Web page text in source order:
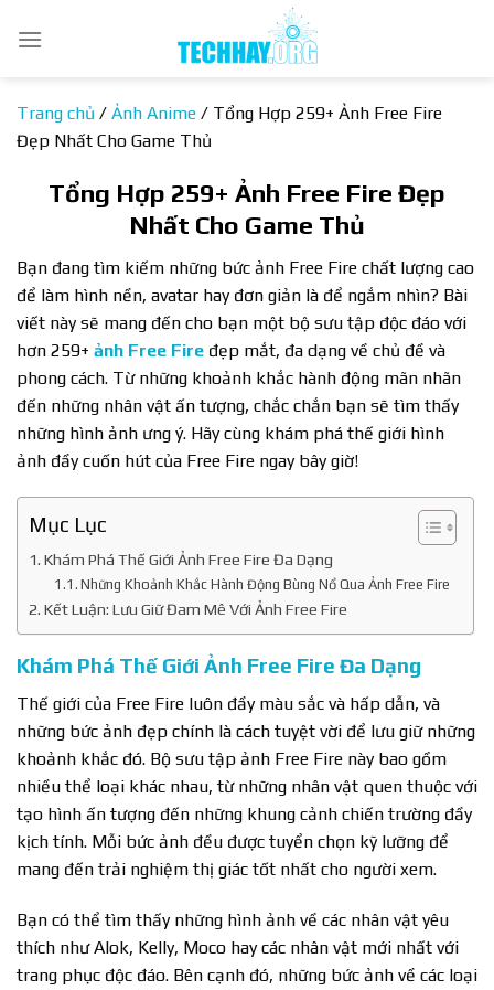
qua
Trang chủ / Ảnh Anime / Tổng Hợp 259+ Ảnh Free Fire
Đẹp Nhất Cho Game Thủ
Tổng Hợp 259+ Ảnh Free Fire Đẹp
Nhất Cho Game Thủ
Bạn đang tìm kiếm những bức ảnh Free Fire chất lượng cao
để làm hình nền, avatar hay đơn giản là để ngắm nhìn? Bài
viết này sẽ mang đến cho bạn một bộ sưu tập độc đáo với
hơn 259+ ảnh Free Fire đẹp mắt, đa dạng về chủ đề và
phong cách. Từ những khoảnh khắc hành động mãn nhãn
đến những nhân vật ấn tượng, chắc chắn bạn sẽ tìm thấy
những hình ảnh ưng ý. Hãy cùng khám phá thế giới hình
ảnh đầy cuốn hút của Free Fire ngay bây giờ!
Mục Lục
Khám Phá Thế Giới Ảnh Free Fire Đa Dạng
Những Khoảnh Khắc Hành Động Bùng Nổ Qua Ảnh Free Fire
Kết Luận: Lưu Giữ Đam Mê Với Ảnh Free Fire
Khám Phá Thế Giới Ảnh Free Fire Đa Dạng
Thế giới của Free Fire luôn đầy màu sắc và hấp dẫn, và
những bức ảnh đẹp chính là cách tuyệt vời để lưu giữ những
khoảnh khắc đó. Bộ sưu tập ảnh Free Fire này bao gồm
nhiều thể loại khác nhau, từ những nhân vật quen thuộc với
tạo hình ấn tượng đến những khung cảnh chiến trường đầy
kịch tính. Mỗi bức ảnh đều được tuyển chọn kỹ lưỡng để
mang đến trải nghiệm thị giác tốt nhất cho người xem.
Bạn có thể tìm thấy những hình ảnh về các nhân vật yêu
thích như Alok, Kelly, Moco hay các nhân vật mới nhất với
trang phục độc đáo. Bên cạnh đó, những bức ảnh về các loại